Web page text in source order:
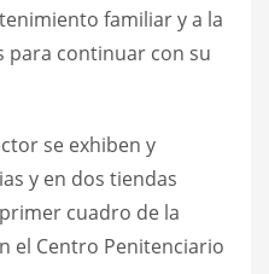
familiar y a la
para continuar con su
se exhiben y
y en dos tiendas
cuadro de la
el Centro Penitenciario